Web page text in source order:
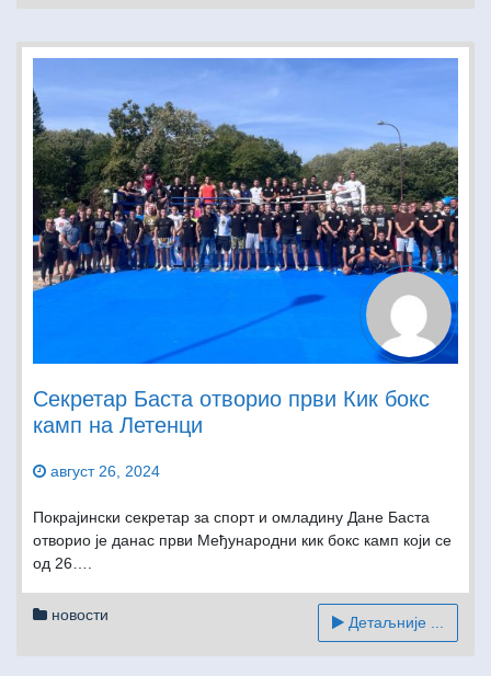
Секретар Баста отворио први Кик бокс
камп на Летенци
август 26, 2024
Покрајински секретар за спорт и омладину Дане Баста
отворио је данас први Међународни кик бокс камп који се
од 26….
новости Детаљније ...